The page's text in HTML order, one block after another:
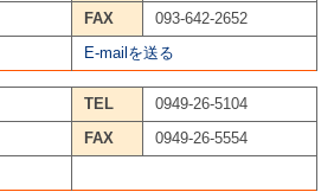
FAX
093-642-2652
E-mailを送る
TEL
0949-26-5104
FAX
0949-26-5554